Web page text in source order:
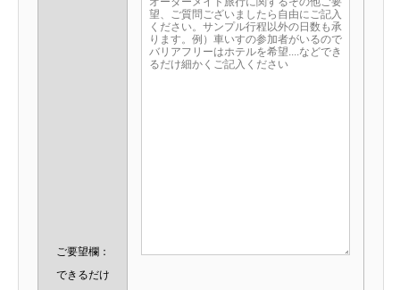
ご要望欄：
できるだけ